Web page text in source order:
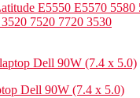
E5550 E5570 5580
7520 7720 3530
Dell 90W (7.4 x 5.0)